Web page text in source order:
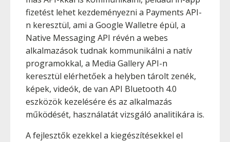
fizetést lehet kezdeményezni a Payments API-
n keresztül, ami a Google Walletre épül, a
Native Messaging API révén a webes
alkalmazások tudnak kommunikálni a natív
programokkal, a Media Gallery API-n
keresztül elérhetőek a helyben tárolt zenék,
képek, videók, de van API Bluetooth 4.0
eszközök kezelésére és az alkalmazás
működését, használatát vizsgáló analitikára is.
A fejlesztők ezekkel a kiegészítésekkel el